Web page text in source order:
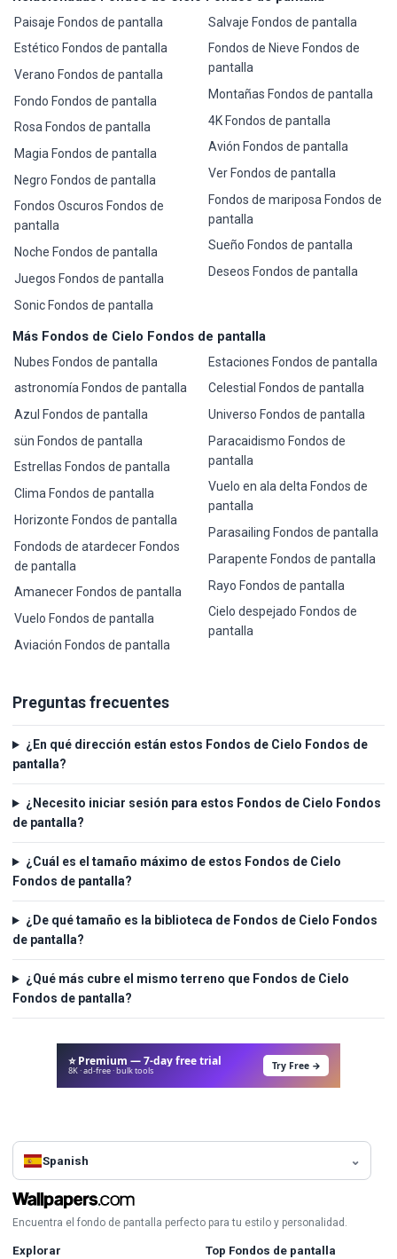
Paisaje Fondos de pantalla
Estético Fondos de pantalla
Verano Fondos de pantalla
Fondo Fondos de pantalla
Rosa Fondos de pantalla
Magia Fondos de pantalla
Negro Fondos de pantalla
Fondos Oscuros Fondos de
pantalla
Noche Fondos de pantalla
Juegos Fondos de pantalla
Sonic Fondos de pantalla
Salvaje Fondos de pantalla
Fondos de Nieve Fondos de
pantalla
Montañas Fondos de pantalla
4K Fondos de pantalla
Avión Fondos de pantalla
Ver Fondos de pantalla
Fondos de mariposa Fondos de
pantalla
Sueño Fondos de pantalla
Deseos Fondos de pantalla
Más Fondos de Cielo Fondos de pantalla
Nubes Fondos de pantalla
astronomía Fondos de pantalla
Azul Fondos de pantalla
sün Fondos de pantalla
Estrellas Fondos de pantalla
Clima Fondos de pantalla
Horizonte Fondos de pantalla
Fondods de atardecer Fondos
de pantalla
Amanecer Fondos de pantalla
Vuelo Fondos de pantalla
Aviación Fondos de pantalla
Estaciones Fondos de pantalla
Celestial Fondos de pantalla
Universo Fondos de pantalla
Paracaidismo Fondos de
pantalla
Vuelo en ala delta Fondos de
pantalla
Parasailing Fondos de pantalla
Parapente Fondos de pantalla
Rayo Fondos de pantalla
Cielo despejado Fondos de
pantalla
Preguntas frecuentes
¿En qué dirección están estos Fondos de Cielo Fondos de
pantalla?
¿Necesito iniciar sesión para estos Fondos de Cielo Fondos
de pantalla?
¿Cuál es el tamaño máximo de estos Fondos de Cielo
Fondos de pantalla?
¿De qué tamaño es la biblioteca de Fondos de Cielo Fondos
de pantalla?
¿Qué más cubre el mismo terreno que Fondos de Cielo
Fondos de pantalla?
⭐ Premium — 7-day free trial
8K · ad-free · bulk tools Try Free →
Spanish
Encuentra el fondo de pantalla perfecto para tu estilo y personalidad.
Explorar
Top Fondos de pantalla